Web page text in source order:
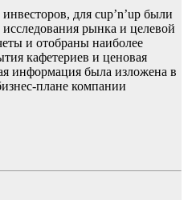
для cup’n’up были
рынка и целевой
и отобраны наиболее
кафетериев и ценовая
информация была изложена в
плане компании